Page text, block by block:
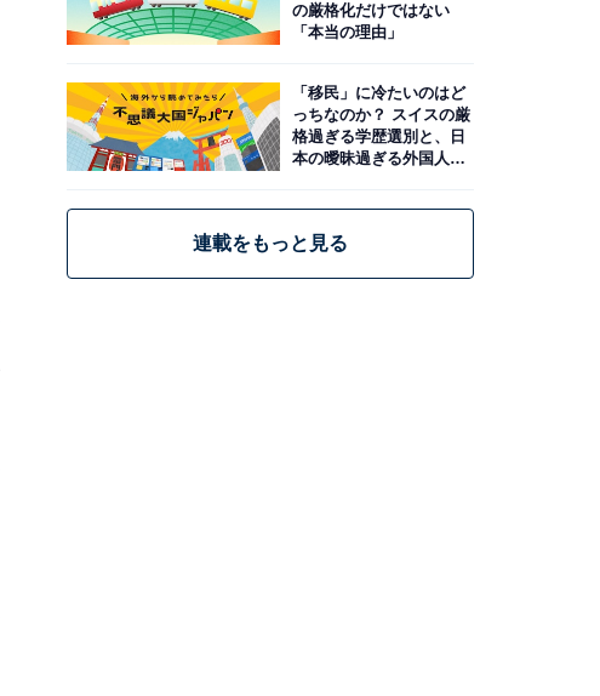
の厳格化だけではない
「本当の理由」
「移民」に冷たいのはど
っちなのか？ スイスの厳
格過ぎる学歴選別と、日
本の曖昧過ぎる外国人政
連載をもっと見る